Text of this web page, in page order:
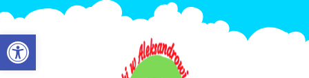
Otwórz pasek narzędzi